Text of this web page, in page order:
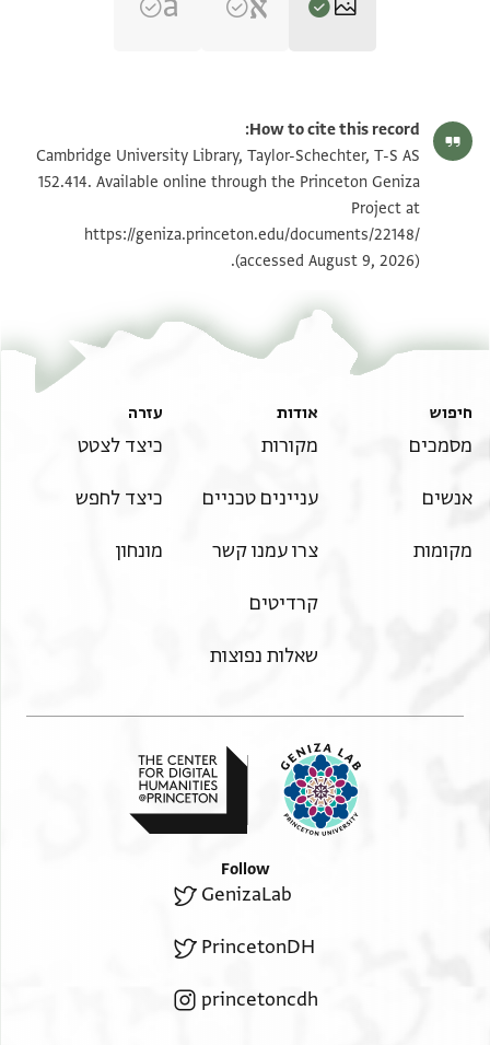
T-S AS 152.414 1v הגדל וסובב
תנאי היתר שימוש בתצלום
How to cite this record:
Cambridge University Library, Taylor-Schechter, T-S AS
152.414. Available online through the Princeton Geniza
Project at
https://geniza.princeton.edu/documents/22148/
(accessed August 9, 2026).
חיפוש
מסמכים
אנשים
מקומות
אודות
מקורות
עניינים טכניים
צרו עמנו קשר
קרדיטים
שאלות נפוצות
עזרה
כיצד לצטט
כיצד לחפש
מונחון
Follow
GenizaLab
PrincetonDH
princetoncdh